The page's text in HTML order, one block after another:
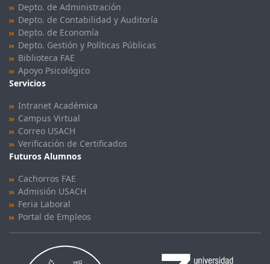
Depto. de Administración
Depto. de Contabilidad y Auditoría
Depto. de Economía
Depto. Gestión y Políticas Públicas
Biblioteca FAE
Apoyo Psicológico
Servicios
Intranet Académica
Campus Virtual
Correo USACH
Verificación de Certificados
Futuros Alumnos
Cachorros FAE
Admisión USACH
Feria Laboral
Portal de Empleos